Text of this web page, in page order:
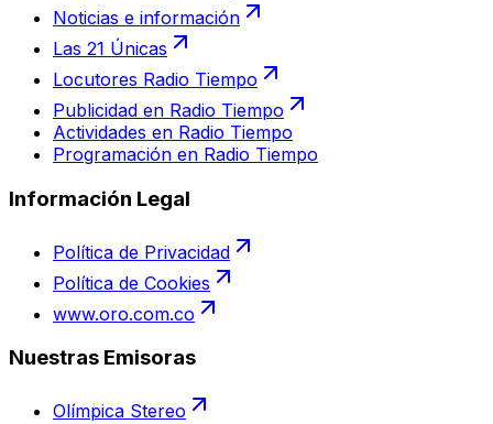
Noticias e información
Las 21 Únicas
Locutores Radio Tiempo
Publicidad en Radio Tiempo
Actividades en Radio Tiempo
Programación en Radio Tiempo
Información Legal
Política de Privacidad
Política de Cookies
www.oro.com.co
Nuestras Emisoras
Olímpica Stereo